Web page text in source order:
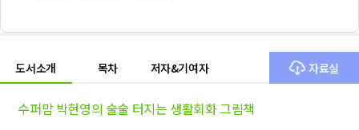
도서소개 목차 저자&기여자 자료실
수퍼맘 박현영의 술술 터지는 생활회화 그림책